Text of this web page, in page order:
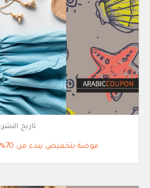
تاريخ النشر:
موضة بتخفيض يبدء من 70% اخترناها من عروض و كود نمشي